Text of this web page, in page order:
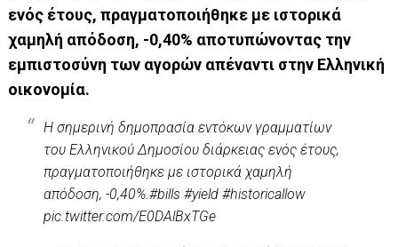
ενός έτους, πραγματοποιήθηκε με ιστορικά
χαμηλή απόδοση, -0,40% αποτυπώνοντας την
εμπιστοσύνη των αγορών απέναντι στην Ελληνική
οικονομία.
Η σημερινή δημοπρασία εντόκων γραμματίων
του Ελληνικού Δημοσίου διάρκειας ενός έτους,
πραγματοποιήθηκε με ιστορικά χαμηλή
απόδοση, -0,40%.#bills #yield #historicallow
pic.twitter.com/E0DAlBxTGe